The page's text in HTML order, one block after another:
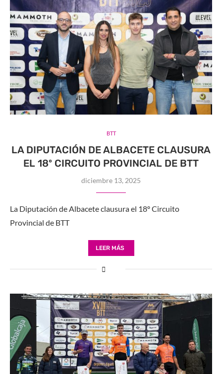
BTT
LA DIPUTACIÓN DE ALBACETE CLAUSURA
EL 18º CIRCUITO PROVINCIAL DE BTT
diciembre 13, 2025
La Diputación de Albacete clausura el 18º Circuito
Provincial de BTT
LEER MÁS